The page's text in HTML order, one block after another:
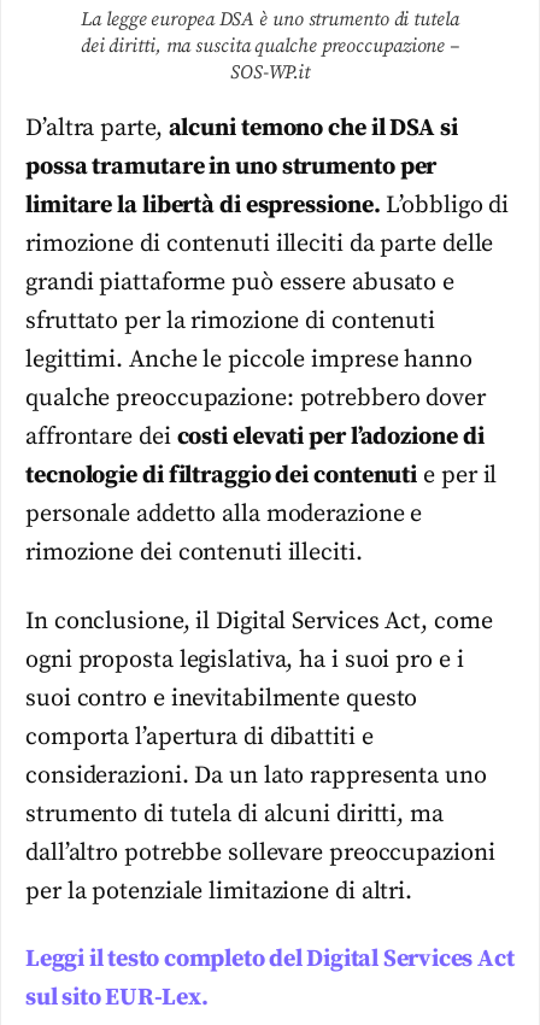
La legge europea DSA è uno strumento di tutela
dei diritti, ma suscita qualche preoccupazione –
SOS-WP.it
D’altra parte, alcuni temono che il DSA si
possa tramutare in uno strumento per
limitare la libertà di espressione. L’obbligo di
rimozione di contenuti illeciti da parte delle
grandi piattaforme può essere abusato e
sfruttato per la rimozione di contenuti
legittimi. Anche le piccole imprese hanno
qualche preoccupazione: potrebbero dover
affrontare dei costi elevati per l’adozione di
tecnologie di filtraggio dei contenuti e per il
personale addetto alla moderazione e
rimozione dei contenuti illeciti.
In conclusione, il Digital Services Act, come
ogni proposta legislativa, ha i suoi pro e i
suoi contro e inevitabilmente questo
comporta l’apertura di dibattiti e
considerazioni. Da un lato rappresenta uno
strumento di tutela di alcuni diritti, ma
dall’altro potrebbe sollevare preoccupazioni
per la potenziale limitazione di altri.
Leggi il testo completo del Digital Services Act
sul sito EUR-Lex.